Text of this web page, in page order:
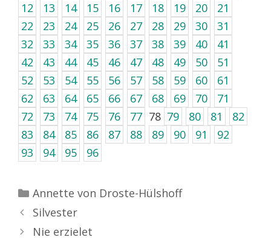
12
13 14 15 16 17 18 19 20
21
22
23 24 25 26 27 28 29 30
31
32
33 34 35 36 37 38 39 40
41
42
43 44 45 46 47 48 49 50
51
52
53 54 55 56 57 58 59 60
61
62
63 64 65 66 67 68 69 70
71
72
73 74 75 76 77 78 79 80 81
82
83
84 85 86 87 88 89 90 91
92
93
94 95 96
Kategorien
Annette von Droste-Hülshoff
Silvester
Nie erzielet